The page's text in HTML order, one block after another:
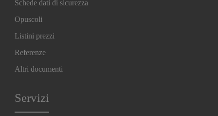
Schede dati di sicurezza
Opuscoli
Listini prezzi
Referenze
Altri documenti
Servizi